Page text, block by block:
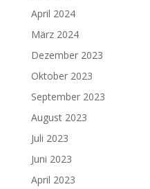
April 2024
März 2024
Dezember 2023
Oktober 2023
September 2023
August 2023
Juli 2023
Juni 2023
April 2023